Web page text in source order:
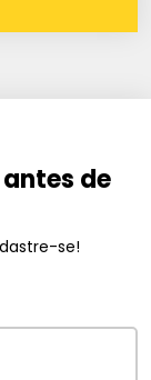
de
se!